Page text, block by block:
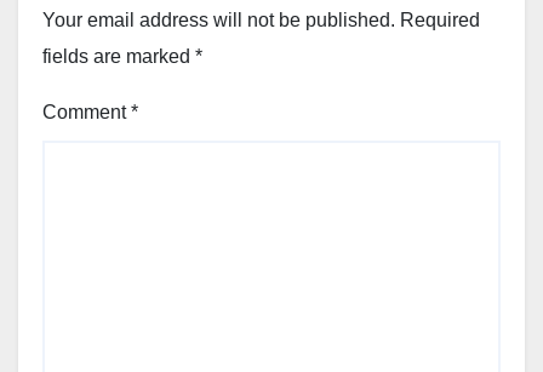
Your email address will not be published. Required
fields are marked *
Comment*